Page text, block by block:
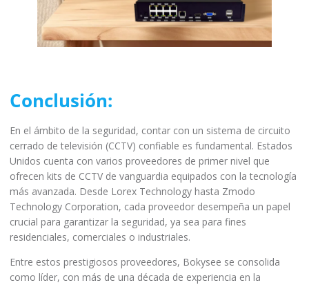
Conclusión:
En el ámbito de la seguridad, contar con un sistema de circuito
cerrado de televisión (CCTV) confiable es fundamental. Estados
Unidos cuenta con varios proveedores de primer nivel que
ofrecen kits de CCTV de vanguardia equipados con la tecnología
más avanzada. Desde Lorex Technology hasta Zmodo
Technology Corporation, cada proveedor desempeña un papel
crucial para garantizar la seguridad, ya sea para fines
residenciales, comerciales o industriales.
Entre estos prestigiosos proveedores, Bokysee se consolida
como líder, con más de una década de experiencia en la